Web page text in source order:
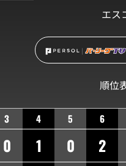
エス
順位
3 4 5 6
0 1 0 2